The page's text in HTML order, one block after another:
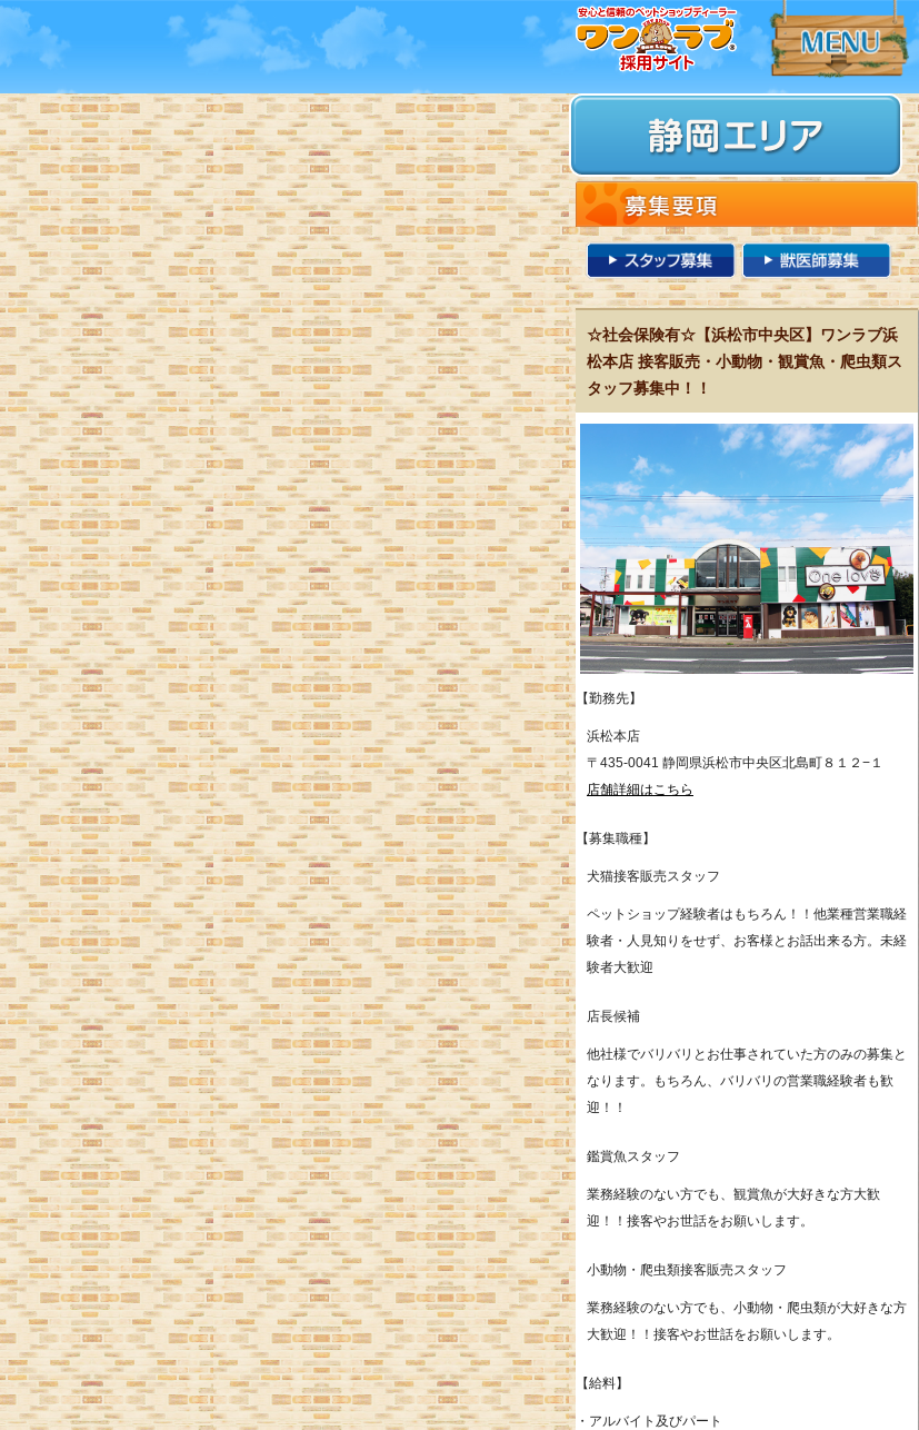
☆社会保険有☆【浜松市中央区】ワンラブ浜
松本店 接客販売・小動物・観賞魚・爬虫類ス
タッフ募集中！！
【勤務先】
浜松本店
〒435-0041 静岡県浜松市中央区北島町８１２−１
店舗詳細はこちら
【募集職種】
犬猫接客販売スタッフ
ペットショップ経験者はもちろん！！他業種営業職経
験者・人見知りをせず、お客様とお話出来る方。未経
験者大歓迎
店長候補
他社様でバリバリとお仕事されていた方のみの募集と
なります。もちろん、バリバリの営業職経験者も歓
迎！！
鑑賞魚スタッフ
業務経験のない方でも、観賞魚が大好きな方大歓
迎！！接客やお世話をお願いします。
小動物・爬虫類接客販売スタッフ
業務経験のない方でも、小動物・爬虫類が大好きな方
大歓迎！！接客やお世話をお願いします。
【給料】
・アルバイト及びパート